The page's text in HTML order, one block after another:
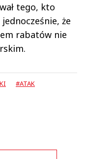
tego, kto
że
rabatów nie
#ATAK